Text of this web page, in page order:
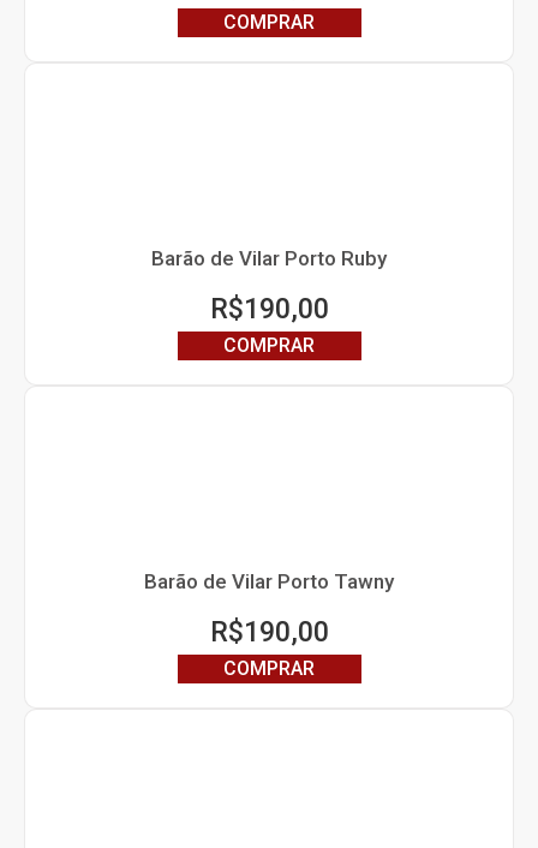
COMPRAR
Barão de Vilar Porto Ruby
R$190,00
COMPRAR
Barão de Vilar Porto Tawny
R$190,00
COMPRAR